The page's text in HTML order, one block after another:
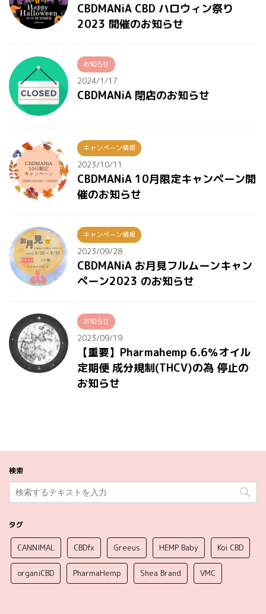
CBDMANiA CBD ハロウィン祭り
2023 開催のお知らせ
お知らせ
2024/1/17
CBDMANiA 閉店のお知らせ
キャンペーン情報
2023/10/11
CBDMANiA 10月限定キャンペーン開
催のお知らせ
キャンペーン情報
2023/09/28
CBDMANiA お月見フルムーンキャン
ペーン2023 のお知らせ
お知らせ
2023/09/19
【重要】Pharmahemp 6.6％オイル
定期便 成分規制(THCV)の為 停止の
お知らせ
検索
タグ
CANNIMAL CBDfx Greeus HEMP Baby Koi CBD
organiCBD PharmaHemp Shea Brand VMC